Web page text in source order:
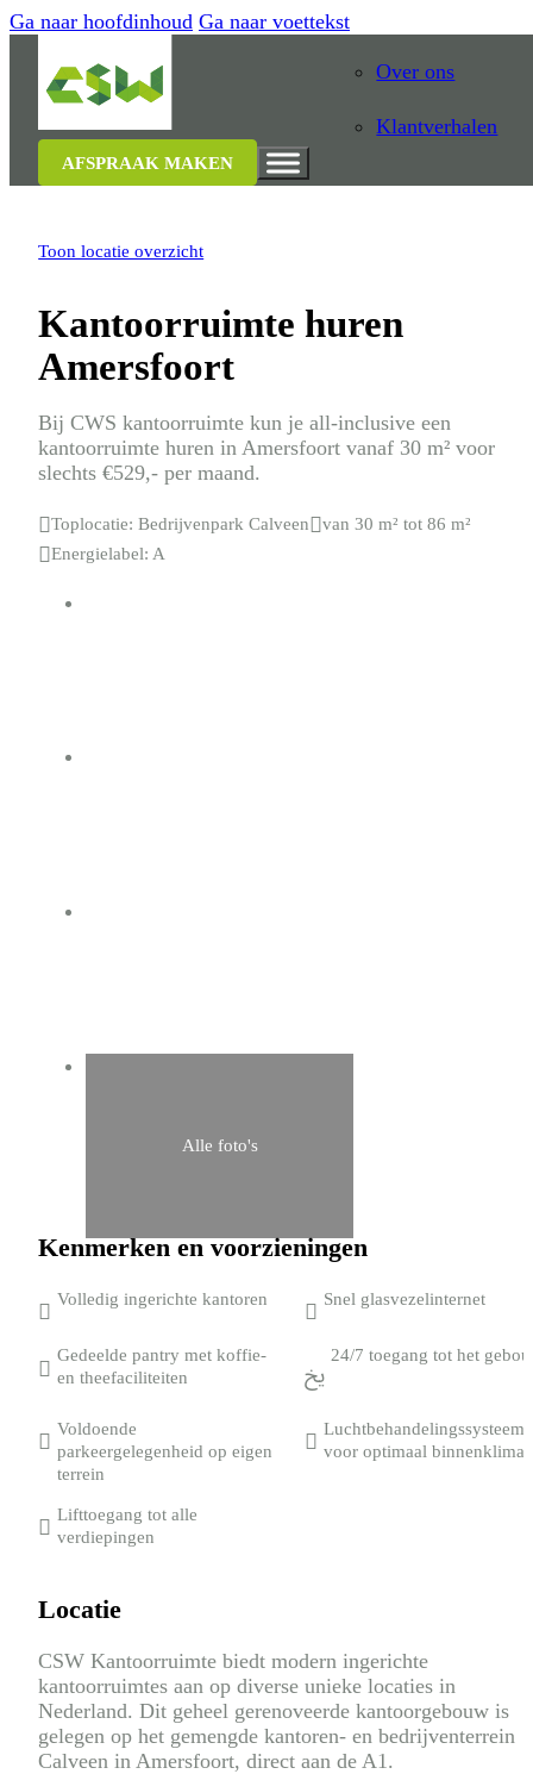
Ga naar hoofdinhoud Ga naar voettekst
AFSPRAAK MAKEN
Toon locatie overzicht
Kantoorruimte huren
Amersfoort
Bij CWS kantoorruimte kun je all-inclusive een
kantoorruimte huren in Amersfoort vanaf 30 m² voor
slechts €529,- per maand.
Toplocatie: Bedrijvenpark Calveenvan 30 m² tot 86 m²
Energielabel: A
Alle foto's
Kenmerken en voorzieningen
Volledig ingerichte kantoren Snel glasvezelinternet
Gedeelde pantry met koffie-
en theefaciliteiten
24/7 toegang tot het
Voldoende
parkeergelegenheid op eigen
terrein
Luchtbehandelingssysteem
voor optimaal
Lifttoegang tot alle
verdiepingen
Locatie
CSW Kantoorruimte biedt modern ingerichte
kantoorruimtes aan op diverse unieke locaties in
Nederland. Dit geheel gerenoveerde kantoorgebouw is
gelegen op het gemengde kantoren- en bedrijventerrein
Calveen in Amersfoort, direct aan de A1.
Over ons
Klantverhalen